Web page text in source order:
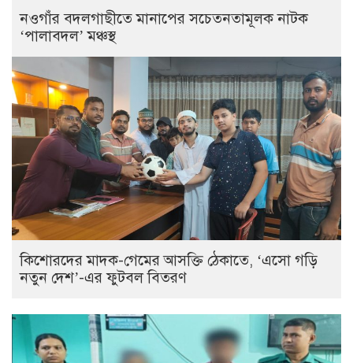
নওগাঁর বদলগাছীতে মানাপের সচেতনতামূলক নাটক
‘পালাবদল’ মঞ্চস্থ
কিশোরদের মাদক-গেমের আসক্তি ঠেকাতে, ‘এসো গড়ি
নতুন দেশ’-এর ফুটবল বিতরণ